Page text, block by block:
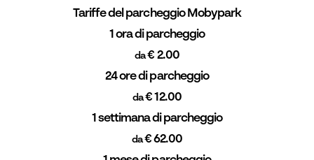
Tariffe del parcheggio Mobypark
1 ora di parcheggio
da€ 2.00
24 ore di parcheggio
da€ 12.00
1 settimana di parcheggio
da€ 62.00